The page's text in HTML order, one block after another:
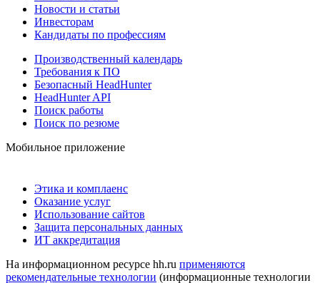
Новости и статьи
Инвесторам
Кандидаты по профессиям
Производственный календарь
Требования к ПО
Безопасный HeadHunter
HeadHunter API
Поиск работы
Поиск по резюме
Мобильное приложение
Этика и комплаенс
Оказание услуг
Использование сайтов
Защита персональных данных
ИТ аккредитация
На информационном ресурсе hh.ru применяются
рекомендательные технологии (информационные технологии